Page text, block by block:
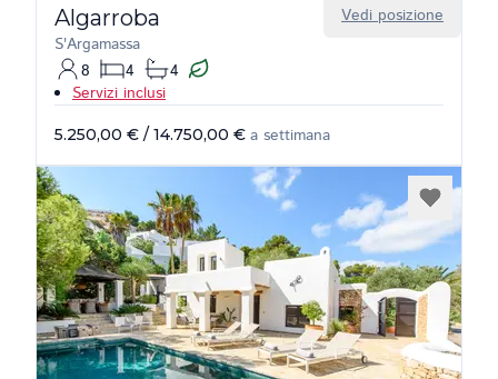
Vedi posizione
Algarroba
S'Argamassa
8
4
4
Servizi inclusi
5.250,00 € / 14.750,00 € a settimana